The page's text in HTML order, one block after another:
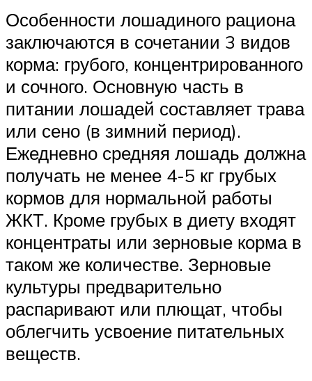
Особенности лошадиного рациона
заключаются в сочетании 3 видов
корма: грубого, концентрированного
и сочного. Основную часть в
питании лошадей составляет трава
или сено (в зимний период).
Ежедневно средняя лошадь должна
получать не менее 4-5 кг грубых
кормов для нормальной работы
ЖКТ. Кроме грубых в диету входят
концентраты или зерновые корма в
таком же количестве. Зерновые
культуры предварительно
распаривают или плющат, чтобы
облегчить усвоение питательных
веществ.